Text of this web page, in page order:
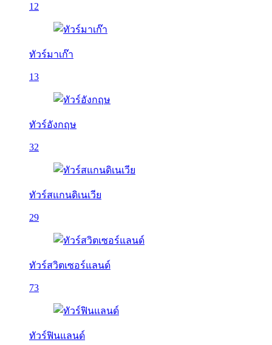
12
ทัวร์มาเก๊า
13
ทัวร์อังกฤษ
32
ทัวร์สแกนดิเนเวีย
29
ทัวร์สวิตเซอร์แลนด์
73
ทัวร์ฟินแลนด์